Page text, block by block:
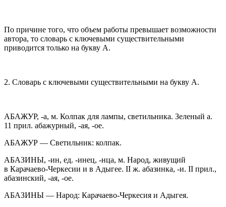
По причине того, что объем работы превышает возможности
автора, то словарь с ключевыми существительными
приводится только на букву А.
2. Словарь с ключевыми существительными на букву А.
АБАЖУР, -а, м. Колпак для лампы, светильника. Зеленый а.
11 прил. абажурный, -ая, -ое.
АБАЖУР — Светильник: колпак.
АБАЗИНЫ, -ин, ед. -инец, -нца, м. Народ, живущий
в Карачаево-Черкесии и в Адыгее. II ж. абазинка, -и. II прил.,
абазинский, -ая, -ое.
АБАЗИНЫ — Народ: Карачаево-Черкесия и Адыгея.